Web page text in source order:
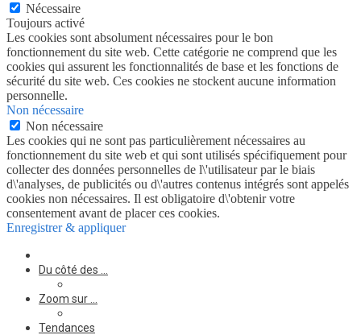
Nécessaire
Toujours activé
Les cookies sont absolument nécessaires pour le bon
fonctionnement du site web. Cette catégorie ne comprend que les
cookies qui assurent les fonctionnalités de base et les fonctions de
sécurité du site web. Ces cookies ne stockent aucune information
personnelle.
Non nécessaire
Non nécessaire
Les cookies qui ne sont pas particulièrement nécessaires au
fonctionnement du site web et qui sont utilisés spécifiquement pour
collecter des données personnelles de l\'utilisateur par le biais
d\'analyses, de publicités ou d\'autres contenus intégrés sont appelés
cookies non nécessaires. Il est obligatoire d\'obtenir votre
consentement avant de placer ces cookies.
Enregistrer & appliquer
Du côté des …
Zoom sur …
Tendances